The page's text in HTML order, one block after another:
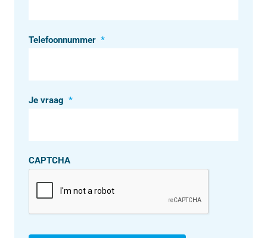
Telefoonnummer *
Je vraag *
CAPTCHA